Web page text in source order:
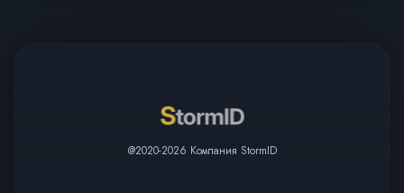
@2020-2026 Компания StormID